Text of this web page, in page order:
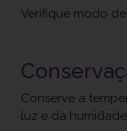
Verifique modo
Conserve a
luz e da humidade.